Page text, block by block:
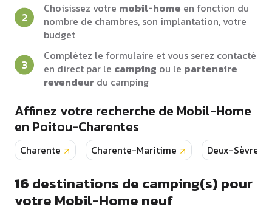
Choisissez votre mobil-home en fonction du
nombre de chambres, son implantation, votre
budget
Complétez le formulaire et vous serez contacté
en direct par le camping ou le partenaire
revendeur du camping
Affinez votre recherche de Mobil-Home
en Poitou-Charentes
Charente Charente-Maritime Deux-Sèvres
16 destinations de camping(s) pour
votre Mobil-Home neuf